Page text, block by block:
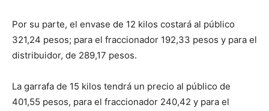
Por su parte, el envase de 12 kilos costará al público
321,24 pesos; para el fraccionador 192,33 pesos y para el
distribuidor, de 289,17 pesos.
La garrafa de 15 kilos tendrá un precio al público de
401,55 pesos, para el fraccionador 240,42 y para el